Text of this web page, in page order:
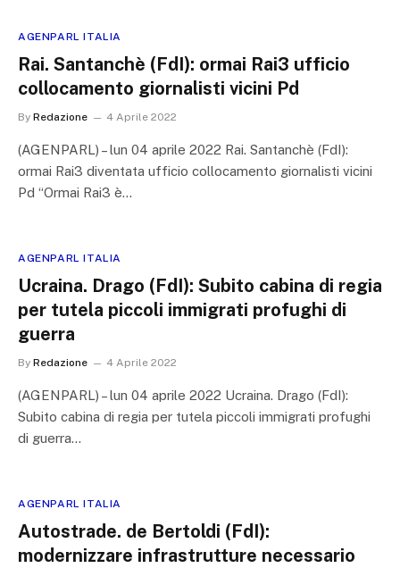
AGENPARL ITALIA
Rai. Santanchè (FdI): ormai Rai3 ufficio
collocamento giornalisti vicini Pd
By Redazione 4 Aprile 2022
(AGENPARL) – lun 04 aprile 2022 Rai. Santanchè (FdI):
ormai Rai3 diventata ufficio collocamento giornalisti vicini
Pd “Ormai Rai3 è…
AGENPARL ITALIA
Ucraina. Drago (FdI): Subito cabina di regia
per tutela piccoli immigrati profughi di
guerra
By Redazione 4 Aprile 2022
(AGENPARL) – lun 04 aprile 2022 Ucraina. Drago (FdI):
Subito cabina di regia per tutela piccoli immigrati profughi
di guerra…
AGENPARL ITALIA
Autostrade. de Bertoldi (FdI):
modernizzare infrastrutture necessario